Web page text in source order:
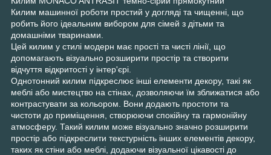
Килим машинної роботи простий у догляді та чищенні, що
робить його ідеальним вибором для сімей з дітьми та
домашніми тваринами.
Цей килим у стилі модерн має прості та чисті лінії, що
допомагають візуально розширити простір та створити
відчуття відкритості у інтер'єрі.
Однотонний килим підкреслює інші елементи декору, такі як
меблі або мистецтво на стінах, дозволяючи їм зближатися або
контрастувати за кольором. Вони додають простоти та
чистоти до приміщення, створюючи спокійну та гармонійну
атмосферу. Такий килим може візуально значно розширити
простір або підкреслити текстурність інших елементів декору,
таких як стіни або меблі, додаючи візуальної цікавості до